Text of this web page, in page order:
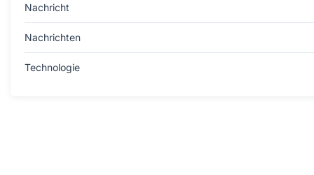
Nachricht
Nachrichten
Technologie